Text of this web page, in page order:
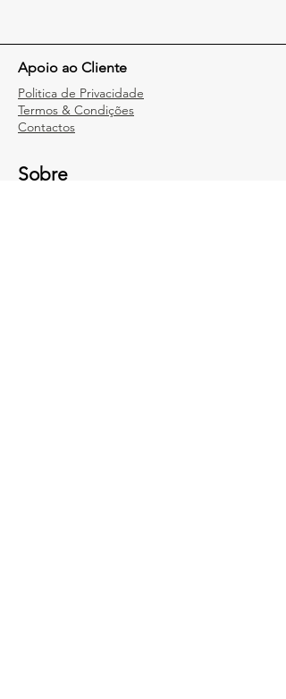
Apoio ao Cliente
Politica de Privacidade
Termos & Condições
Contactos
Sobre